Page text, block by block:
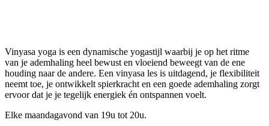
Vinyasa yoga is een dynamische yogastijl waarbij je op het ritme
van je ademhaling heel bewust en vloeiend beweegt van de ene
houding naar de andere. Een vinyasa les is uitdagend, je flexibiliteit
neemt toe, je ontwikkelt spierkracht en een goede ademhaling zorgt
ervoor dat je je tegelijk energiek én ontspannen voelt.
Elke maandagavond van 19u tot 20u.